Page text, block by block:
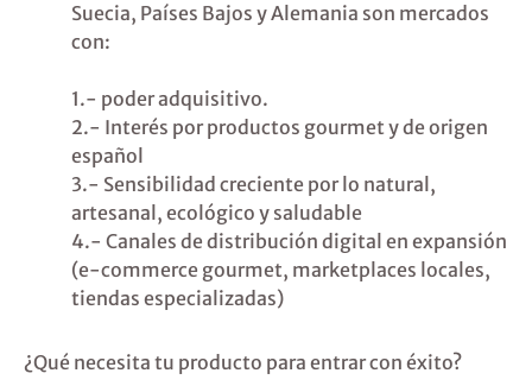
Suecia, Países Bajos y Alemania son mercados
con:
1.- poder adquisitivo.
2.- Interés por productos gourmet y de origen
español
3.- Sensibilidad creciente por lo natural,
artesanal, ecológico y saludable
4.- Canales de distribución digital en expansión
(e-commerce gourmet, marketplaces locales,
tiendas especializadas)
¿Qué necesita tu producto para entrar con éxito?